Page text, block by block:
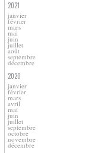
2021
janvier
février
mars
mai
juin
juillet
août
septembre
décembre
2020
janvier
février
mars
avril
mai
juin
juillet
septembre
octobre
novembre
décembre